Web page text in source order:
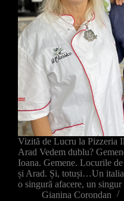
Vizită de Lucru la Pizzeria
Arad Vedem dublu?
Ioana. Gemene. Locurile
și Arad. Și, totuși…Un
o singură afacere, un
Gianina Corondan